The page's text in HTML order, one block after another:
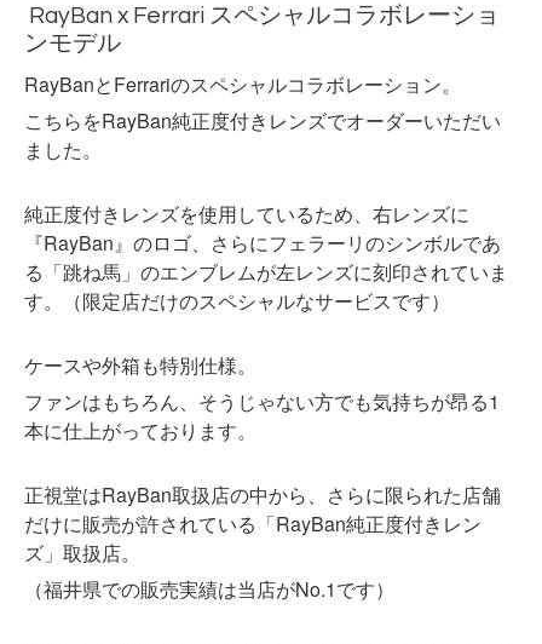
RayBan x Ferrari スペシャルコラボレーショ
ンモデル
RayBanとFerrariのスペシャルコラボレーション。
こちらをRayBan純正度付きレンズでオーダーいただい
ました。
純正度付きレンズを使用しているため、右レンズに
『RayBan』のロゴ、さらにフェラーリのシンボルであ
る「跳ね馬」のエンブレムが左レンズに刻印されていま
す。（限定店だけのスペシャルなサービスです）
ケースや外箱も特別仕様。
ファンはもちろん、そうじゃない方でも気持ちが昂る1
本に仕上がっております。
正視堂はRayBan取扱店の中から、さらに限られた店舗
だけに販売が許されている「RayBan純正度付きレン
ズ」取扱店。
（福井県での販売実績は当店がNo.1です）